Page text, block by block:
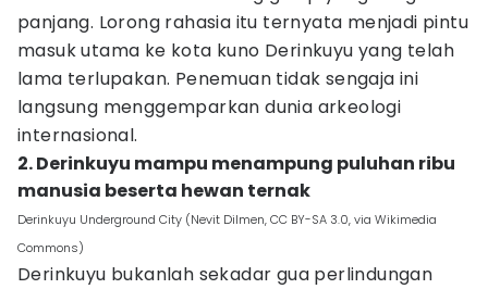
panjang. Lorong rahasia itu ternyata menjadi pintu
masuk utama ke kota kuno Derinkuyu yang telah
lama terlupakan. Penemuan tidak sengaja ini
langsung menggemparkan dunia arkeologi
internasional.
2. Derinkuyu mampu menampung puluhan ribu
manusia beserta hewan ternak
Derinkuyu Underground City (Nevit Dilmen, CC BY-SA 3.0, via Wikimedia
Commons)
Derinkuyu bukanlah sekadar gua perlindungan